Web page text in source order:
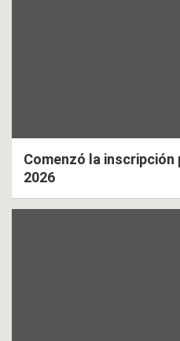
Comenzó la inscripción
2026